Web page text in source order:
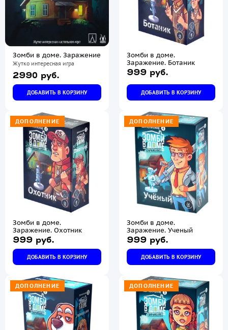
Зомби в доме. Заражение
Жутко интересная игра
2990 руб.
ДОБАВИТЬ В КОРЗИНУ
Зомби в доме.
Заражение. Ботаник
999 руб.
ДОБАВИТЬ В КОРЗИНУ
ДОПОЛНЕНИЕ
Зомби в доме.
Заражение. Охотник
999 руб.
ДОБАВИТЬ В КОРЗИНУ
ДОПОЛНЕНИЕ
Зомби в доме.
Заражение. Ученый
999 руб.
ДОБАВИТЬ В КОРЗИНУ
ДОПОЛНЕНИЕ ДОПОЛНЕНИЕ